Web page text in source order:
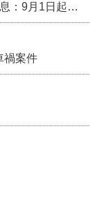
苗栗親子館暨托嬰中心揭牌 縣長宣布好消息：9月1日起調降臨時托嬰費用
禍案件